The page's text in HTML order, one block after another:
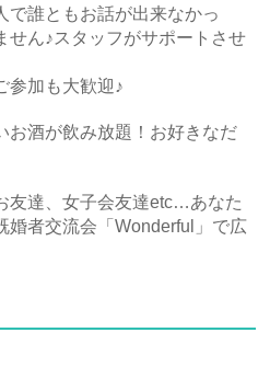
で誰ともお話が出来なかっ
せん♪スタッフがサポートさせ
参加も大歓迎♪
お酒が飲み放題！お好きなだ
友達、女子会友達etc…あなた
婚者交流会「Wonderful」で広